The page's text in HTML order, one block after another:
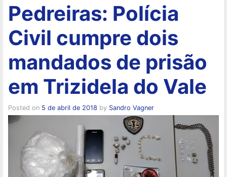
Pedreiras: Polícia
Civil cumpre dois
mandados de prisão
em Trizidela do Vale
Posted on 5 de abril de 2018 by Sandro Vagner